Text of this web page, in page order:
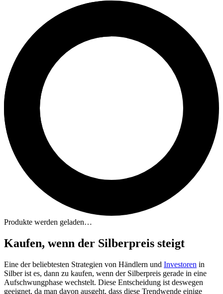
Produkte werden geladen…
Kaufen, wenn der Silberpreis steigt
Eine der beliebtesten Strategien von Händlern und Investoren in
Silber ist es, dann zu kaufen, wenn der Silberpreis gerade in eine
Aufschwungphase wechstelt. Diese Entscheidung ist deswegen
geeignet, da man davon ausgeht, dass diese Trendwende einige